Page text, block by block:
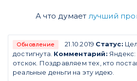
А что думает лучший
Обновление 21.10.2019 Статус:
достигнута. Комментарий:
отскок. Поздравляем тех, кто
реальные деньги на эту идею.